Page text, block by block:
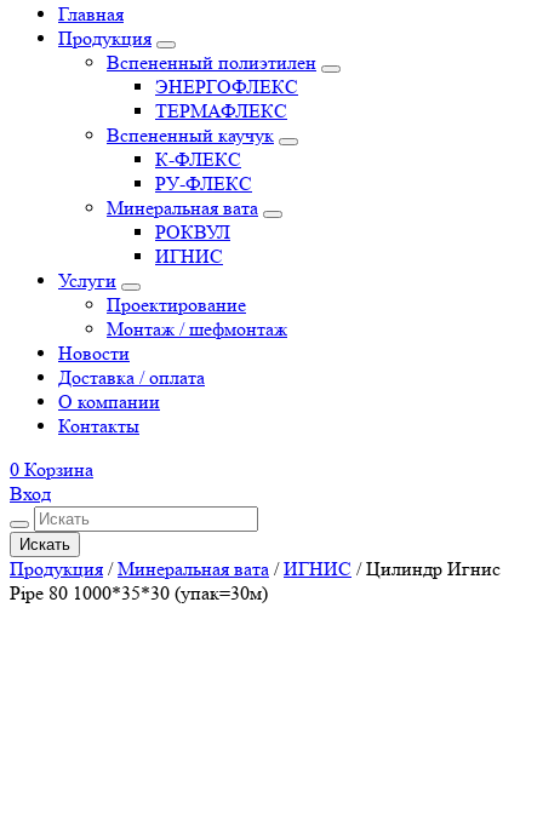
Главная
Продукция
Вспененный полиэтилен
ЭНЕРГОФЛЕКС
ТЕРМАФЛЕКС
Вспененный каучук
К-ФЛЕКС
РУ-ФЛЕКС
Минеральная вата
РОКВУЛ
ИГНИС
Услуги
Проектирование
Монтаж / шефмонтаж
Новости
Доставка / оплата
О компании
Контакты
0 Корзина
Вход
Искать
Продукция /Минеральная вата /ИГНИС /Цилиндр Игнис
Pipe 80 1000*35*30 (упак=30м)